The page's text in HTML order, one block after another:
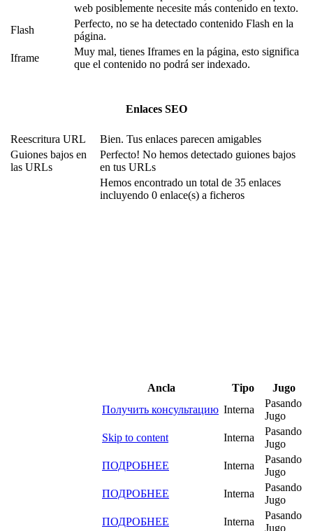
web posiblemente necesite más contenido en texto.
Flash
Perfecto, no se ha detectado contenido Flash en la
página.
Iframe
Muy mal, tienes Iframes en la página, esto significa
que el contenido no podrá ser indexado.
Enlaces SEO
Reescritura URL
Bien. Tus enlaces parecen amigables
Guiones bajos en
las URLs
Perfecto! No hemos detectado guiones bajos
en tus URLs
Hemos encontrado un total de 35 enlaces
incluyendo 0 enlace(s) a ficheros
Ancla Tipo
Jugo
Получить консультацию Interna
Pasando
Jugo
Skip to content
Interna
Pasando
Jugo
ПОДРОБНЕЕ
Interna
Pasando
Jugo
ПОДРОБНЕЕ
Interna
Pasando
Jugo
ПОДРОБНЕЕ
Interna
Pasando
Jugo